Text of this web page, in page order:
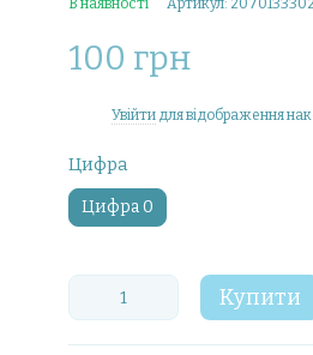
В наявності Артикул:
100 грн
Увійти для відображення
Цифра
Цифра 0
Купити